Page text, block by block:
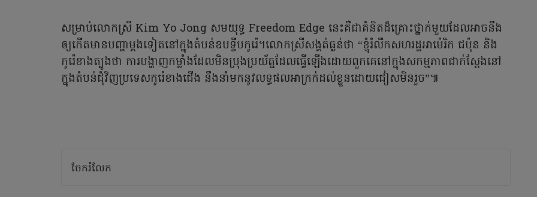
សម្រាប់លោកស្រី Kim Yo Jong សមយុទ្ធ Freedom Edge នេះគឺជាគំនិតដ៏គ្រោះថ្នាក់មួយដែលអាចនឹង
ឲ្យកើតមានបញ្ហាម្តងទៀតនៅក្នុងតំបន់ឧបទ្វីបកូរ៉េ។លោកស្រីសង្គត់ធ្ងន់ថា “ខ្ញុំរំលឹកសហរដ្ឋអាម៉េរិក ជប៉ុន និង
កូរ៉េខាងត្បូងថា ការបង្ហាញកម្លាំងដែលមិនប្រុងប្រយ័ត្នដែលធ្វើឡើងដោយពួកគេនៅក្នុងសកម្មភាពជាក់ស្តែងនៅ
ក្នុងតំបន់ជុំវិញប្រទេសកូរ៉េខាងជើង នឹងនាំមកនូវលទ្ធផលអាក្រក់ដល់ខ្លួនដោយជៀសមិនរួច”៕
ចែករំលែក